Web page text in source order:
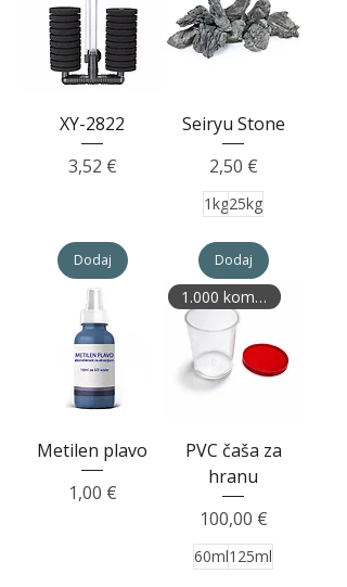
XY-2822
Cijena
3,52 €
Dodaj
Seiryu Stone
Cijena
2,50 €
1kg25kg
Dodaj
Metilen plavo
Cijena
1,00 €
1.000 komada
PVC čaša za
hranu
Cijena
100,00 €
60ml125ml